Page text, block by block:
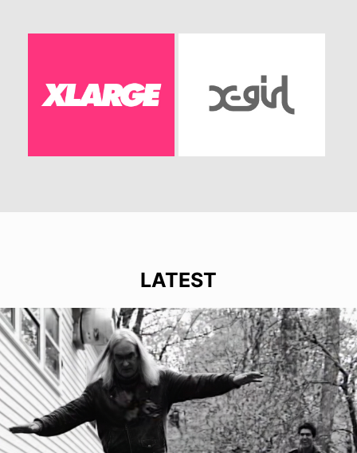
LATEST